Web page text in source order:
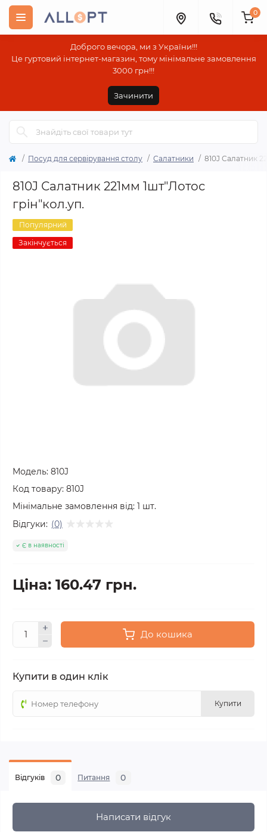
Доброго вечора, ми з України!!!
Це гуртовий інтернет-магазин, тому мінімальне замовлення
3000 грн!!!
Зачинити
0
Посуд для сервірування столу Салатники 810J Салатник
810J Салатник 221мм 1шт"Лотос
грін"кол.уп.
Популярний
Закінчується
Модель: 810J
Код товару: 810J
Мінімальне замовлення від: 1 шт.
Відгуки: (0)
Є в наявності
Ціна: 160.47 грн.
До кошика
Купити в один клік
Купити
Відгуків 0 Питання 0
Написати відгук